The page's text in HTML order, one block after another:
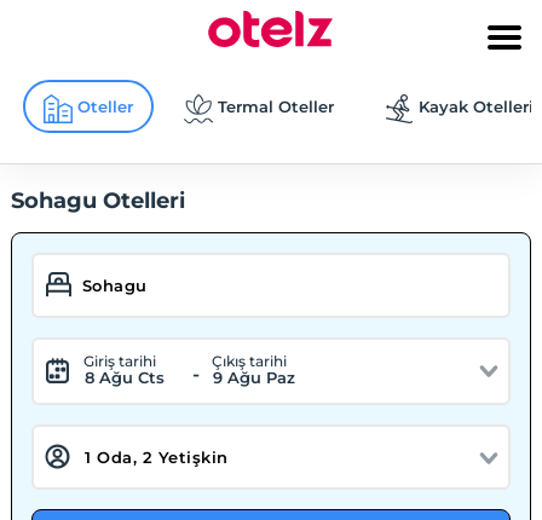
Oteller Termal Oteller Kayak Otelleri
Sohagu Otelleri
Giriş tarihi
8 Ağu Cts -
Çıkış tarihi
9 Ağu Paz